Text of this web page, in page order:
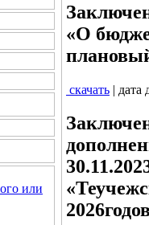
или
«О
скачать | дата